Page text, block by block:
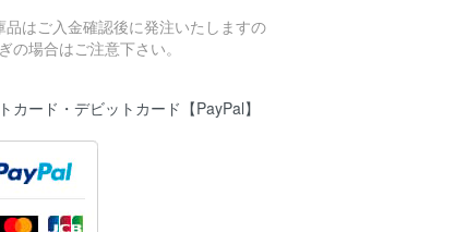
品はご入金確認後に発注いたしますの
の場合はご注意下さい。
カード・デビットカード【PayPal】